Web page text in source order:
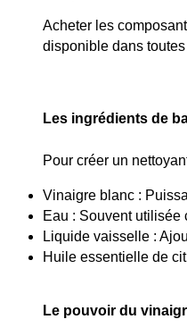
Acheter les
disponible dans
Les ingrédients de
Pour créer un
Vinaigre blanc :
Eau : Souvent utilisée
Liquide vaisselle :
Huile essentielle de
Le pouvoir du